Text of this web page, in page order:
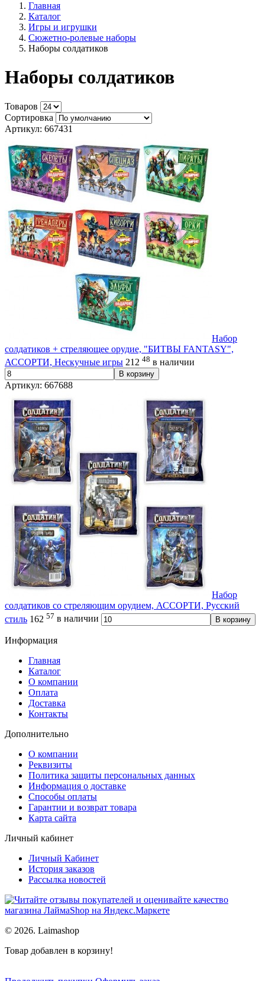
Главная
Каталог
Игры и игрушки
Сюжетно-ролевые наборы
Наборы солдатиков
Наборы солдатиков
Товаров
Сортировка
Артикул: 667431
Набор
солдатиков + стреляющее орудие, "БИТВЫ FANTASY",
АССОРТИ, Нескучные игры 212 48 в наличии
В корзину
Артикул: 667688
Набор
солдатиков со стреляющим орудием, АССОРТИ, Русский
стиль 162 57 в наличии В корзину
Информация
Главная
Каталог
О компании
Оплата
Доставка
Контакты
Дополнительно
О компании
Реквизиты
Политика защиты персональных данных
Информация о доставке
Способы оплаты
Гарантии и возврат товара
Карта сайта
Личный кабинет
Личный Кабинет
История заказов
Рассылка новостей
© 2026. Laimashop
Товар добавлен в корзину!